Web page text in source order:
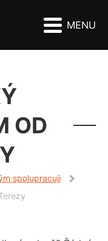
MENU
OD
spolupracuji